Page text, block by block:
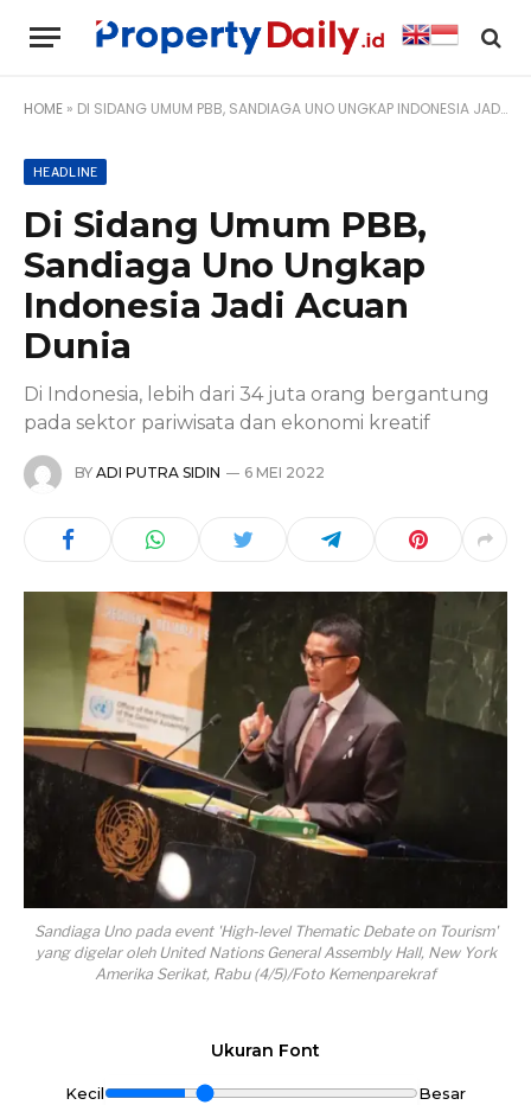
HOME » DI SIDANG UMUM PBB, SANDIAGA UNO UNGKAP INDONESIA JADI ACUAN DUNIA
HEADLINE
Di Sidang Umum PBB,
Sandiaga Uno Ungkap
Indonesia Jadi Acuan
Dunia
Di Indonesia, lebih dari 34 juta orang bergantung
pada sektor pariwisata dan ekonomi kreatif
BY ADI PUTRA SIDIN 6 MEI 2022
Sandiaga Uno pada event 'High-level Thematic Debate on Tourism'
yang digelar oleh United Nations General Assembly Hall, New York
Amerika Serikat, Rabu (4/5)/Foto Kemenparekraf
Ukuran Font
Kecil Besar